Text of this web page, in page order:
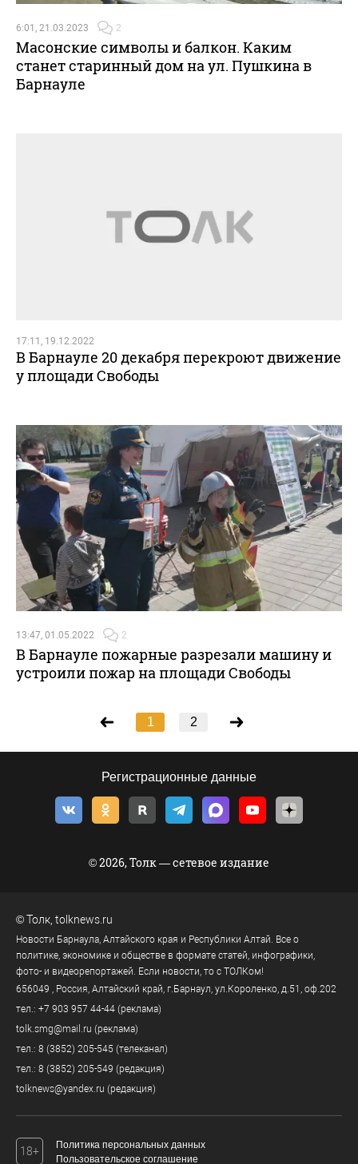
6:01, 21.03.2023 2
Масонские символы и балкон. Каким
станет старинный дом на ул. Пушкина в
Барнауле
17:11, 19.12.2022
В Барнауле 20 декабря перекроют движение
у площади Свободы
13:47, 01.05.2022 2
В Барнауле пожарные разрезали машину и
устроили пожар на площади Свободы
1 2
Регистрационные данные
© 2026, Толк — сетевое издание
©Толк tolknews.ru
Новости Барнаула, Алтайского края и Республики Алтай. Все о
политике, экономике и обществе в формате статей, инфографики,
фото- и видеорепортажей. Если новости, то с ТОЛКом!
656049 , Россия, Алтайский край, г.Барнаул, ул.Короленко, д.51, оф.202
тел.: +7 903 957 44-44 (реклама)
tolk.smg@mail.ru (реклама)
тел.: 8 (3852) 205-545 (телеканал)
тел.: 8 (3852) 205-549 (редакция)
tolknews@yandex.ru (редакция)
18+
Политика персональных данных
Пользовательское соглашение